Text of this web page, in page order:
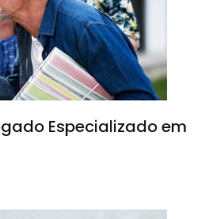
Especializado em